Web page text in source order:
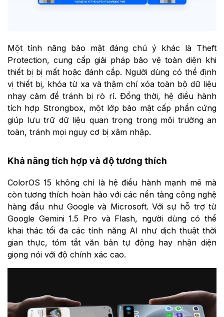
Một tính năng bảo mật đáng chú ý khác là Theft
Protection, cung cấp giải pháp bảo vệ toàn diện khi
thiết bị bị mất hoặc đánh cắp. Người dùng có thể định
vị thiết bị, khóa từ xa và thậm chí xóa toàn bộ dữ liệu
nhạy cảm để tránh bị rò rỉ. Đồng thời, hệ điều hành
tích hợp Strongbox, một lớp bảo mật cấp phần cứng
giúp lưu trữ dữ liệu quan trọng trong môi trường an
toàn, tránh mọi nguy cơ bị xâm nhập.
Khả năng tích hợp và độ tương thích
ColorOS 15 không chỉ là hệ điều hành mạnh mẽ mà
còn tương thích hoàn hảo với các nền tảng công nghệ
hàng đầu như Google và Microsoft. Với sự hỗ trợ từ
Google Gemini 1.5 Pro và Flash, người dùng có thể
khai thác tối đa các tính năng AI như dịch thuật thời
gian thực, tóm tắt văn bản tự động hay nhận diện
giọng nói với độ chính xác cao.